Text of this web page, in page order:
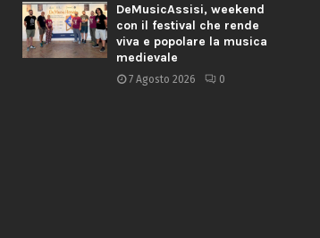
DeMusicAssisi, weekend
con il festival che rende
viva e popolare la musica
medievale
7 Agosto 2026 0